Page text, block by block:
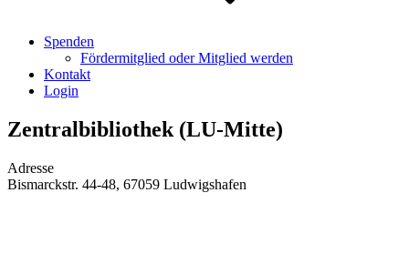
Spenden
Fördermitglied oder Mitglied werden
Kontakt
Login
Zentralbibliothek (LU-Mitte)
Adresse
Bismarckstr. 44-48, 67059 Ludwigshafen